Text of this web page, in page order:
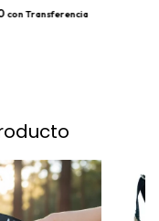
conTransferencia